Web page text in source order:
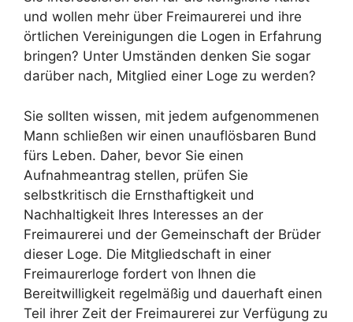
und wollen mehr über Freimaurerei und ihre
örtlichen Vereinigungen die Logen in Erfahrung
bringen? Unter Umständen denken Sie sogar
darüber nach, Mitglied einer Loge zu werden?
Sie sollten wissen, mit jedem aufgenommenen
Mann schließen wir einen unauflösbaren Bund
fürs Leben. Daher, bevor Sie einen
Aufnahmeantrag stellen, prüfen Sie
selbstkritisch die Ernsthaftigkeit und
Nachhaltigkeit Ihres Interesses an der
Freimaurerei und der Gemeinschaft der Brüder
dieser Loge. Die Mitgliedschaft in einer
Freimaurerloge fordert von Ihnen die
Bereitwilligkeit regelmäßig und dauerhaft einen
Teil ihrer Zeit der Freimaurerei zur Verfügung zu